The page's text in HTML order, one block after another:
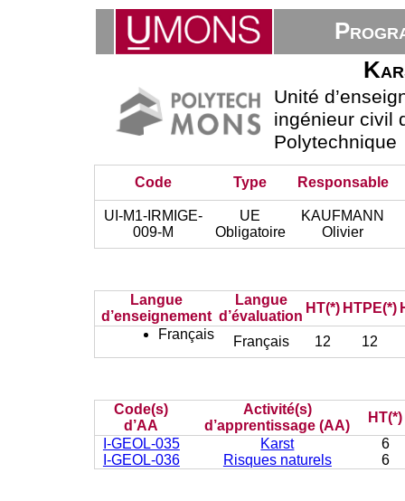
Unité
ingénieur civil
Polytechnique
Code Type Responsable
UI-M1-IRMIGE-
009-M
UE
Obligatoire
KAUFMANN
Olivier
Langue
d’enseignement
Langue
d’évaluation
HT(*) HTPE(*)
Français
Français 12 12
Code(s)
d’AA
Activité(s)
d’apprentissage (AA)
HT(*)
I-GEOL-035
Karst
6
I-GEOL-036
Risques naturels 6